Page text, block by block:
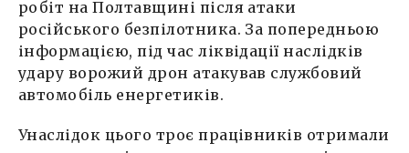
робіт на Полтавщині після атаки
російського безпілотника. За попередньою
інформацією, під час ліквідації наслідків
удару ворожий дрон атакував службовий
автомобіль енергетиків.
Унаслідок цього троє працівників отримали